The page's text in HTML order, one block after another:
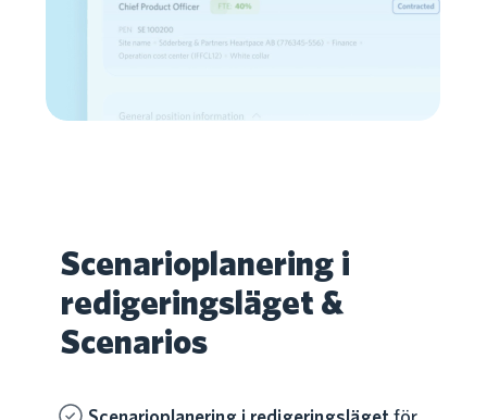
Scenarioplanering i
redigeringsläget &
Scenarios